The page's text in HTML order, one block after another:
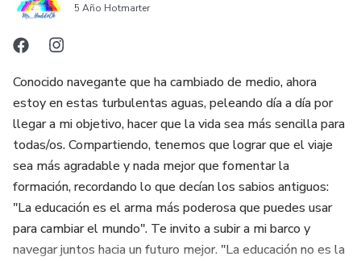
5 Año Hotmarter
Conocido navegante que ha cambiado de medio, ahora
estoy en estas turbulentas aguas, peleando día a día por
llegar a mi objetivo, hacer que la vida sea más sencilla para
todas/os. Compartiendo, tenemos que lograr que el viaje
sea más agradable y nada mejor que fomentar la
formación, recordando lo que decían los sabios antiguos:
"La educación es el arma más poderosa que puedes usar
para cambiar el mundo". Te invito a subir a mi barco y
navegar juntos hacia un futuro mejor. "La educación no es la